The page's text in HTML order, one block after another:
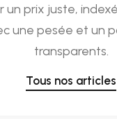
un prix juste,
une pesée et un
transparents.
Tous nos articles